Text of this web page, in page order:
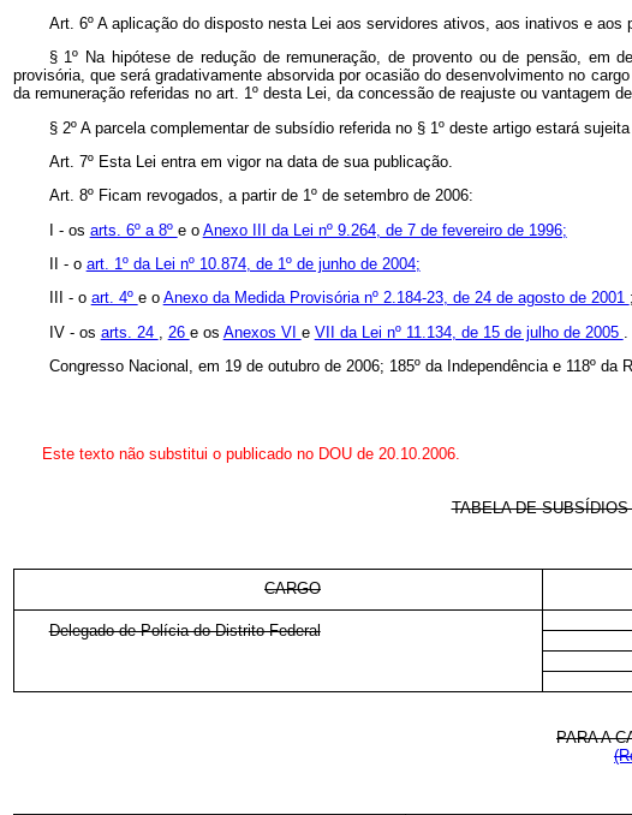
Art. 6º A aplicação do disposto nesta Lei aos servidores ativos, aos inativos e
§ 1º Na hipótese de redução de remuneração, de provento ou de pensão, em
provisória, que será gradativamente absorvida por ocasião do desenvolvimento no
da remuneração referidas no art. 1º desta Lei, da concessão de reajuste ou vantagem
§ 2º A parcela complementar de subsídio referida no § 1º deste artigo estará
Art. 7º Esta Lei entra em vigor na data de sua publicação.
Art. 8º Ficam revogados, a partir de 1º de setembro de 2006:
I - os arts. 6º a 8º e o Anexo III da Lei nº 9.264, de 7 de fevereiro de 1996;
II - o art. 1º da Lei nº 10.874, de 1º de junho de 2004;
III - o art. 4º e o Anexo da Medida Provisória nº 2.184-23, de 24 de agosto de 2001
IV - os arts. 24 26 e os Anexos VI e VII da Lei nº 11.134, de 15 de julho de 2005
Congresso Nacional, em 19 de outubro de 2006; 185º da Independência e 118º da
Este texto não substitui o publicado no DOU de 20.10.2006.
TABELA DE
CARGO
Delegado de Polícia do Distrito Federal
PARA A